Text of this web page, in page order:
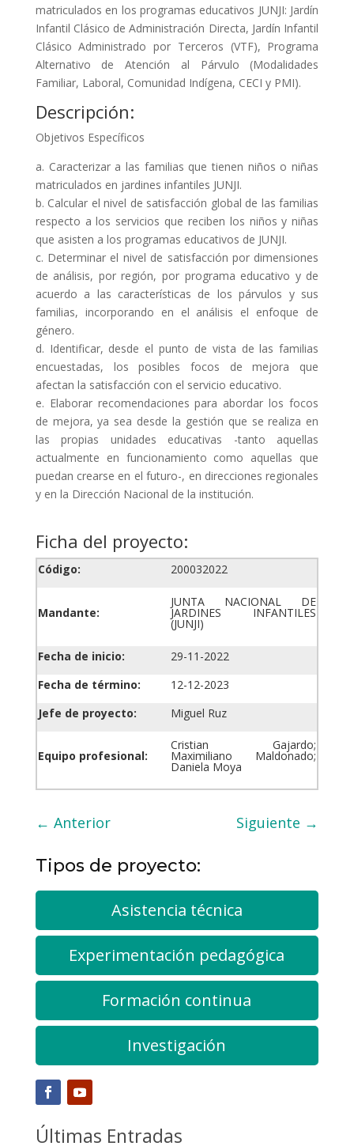
matriculados en los programas educativos JUNJI: Jardín
Infantil Clásico de Administración Directa, Jardín Infantil
Clásico Administrado por Terceros (VTF), Programa
Alternativo de Atención al Párvulo (Modalidades
Familiar, Laboral, Comunidad Indígena, CECI y PMI).
Descripción:
Objetivos Específicos
a. Caracterizar a las familias que tienen niños o niñas
matriculados en jardines infantiles JUNJI.
b. Calcular el nivel de satisfacción global de las familias
respecto a los servicios que reciben los niños y niñas
que asisten a los programas educativos de JUNJI.
c. Determinar el nivel de satisfacción por dimensiones
de análisis, por región, por programa educativo y de
acuerdo a las características de los párvulos y sus
familias, incorporando en el análisis el enfoque de
género.
d. Identificar, desde el punto de vista de las familias
encuestadas, los posibles focos de mejora que
afectan la satisfacción con el servicio educativo.
e. Elaborar recomendaciones para abordar los focos
de mejora, ya sea desde la gestión que se realiza en
las propias unidades educativas -tanto aquellas
actualmente en funcionamiento como aquellas que
puedan crearse en el futuro-, en direcciones regionales
y en la Dirección Nacional de la institución.
Ficha del proyecto:
Código: 200032022
Mandante:
JUNTA NACIONAL DE
JARDINES INFANTILES
(JUNJI)
Fecha de inicio:
29-11-2022
Fecha de término:
12-12-2023
Jefe de proyecto:
Miguel Ruz
Equipo profesional:
Cristian Gajardo;
Maximiliano Maldonado;
Daniela Moya
← Anterior Siguiente →
Tipos de proyecto:
Asistencia técnica
Experimentación pedagógica
Formación continua
Investigación
Últimas Entradas